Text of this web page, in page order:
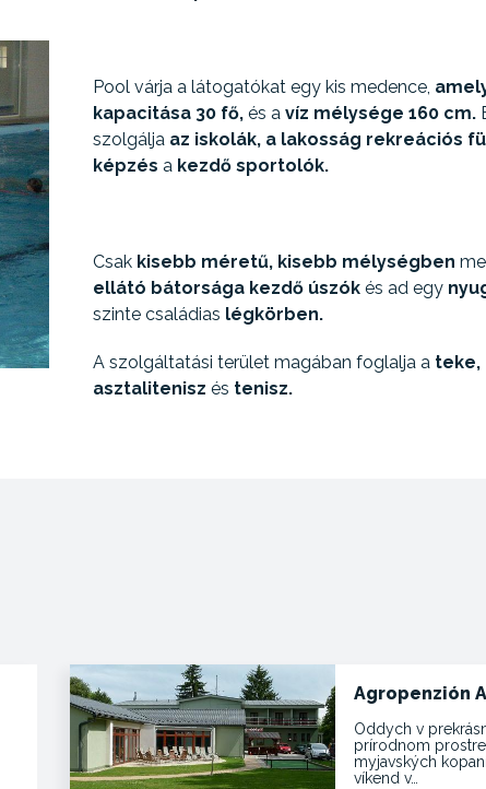
Pool várja a látogatókat egy kis medence,
kapacitása 30 fő, és avíz mélysége 160 cm.
szolgálja az iskolák, a lakosság rekreációs
képzés a kezdő sportolók.
Csak kisebb méretű, kisebb mélységben
ellátó bátorsága kezdő úszók és ad egy
szinte családias légkörben.
A szolgáltatási terület magában foglalja a teke,
asztalitenisz és tenisz.
Agropenzión
Oddych v
prírodnom
myjavských
víkend v…